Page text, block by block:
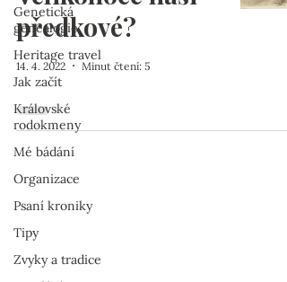
Genetická
genealogie
Heritage travel
Jak začít
Královské
rodokmeny
Mé bádání
Organizace
Psaní kroniky
Tipy
Zvyky a tradice
předkové?
14. 4. 2022 Minut čtení: 5